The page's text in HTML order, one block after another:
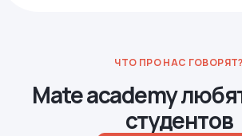
ЧТО ПРО НАС ГОВОРЯТ?
Mate academy
студентов